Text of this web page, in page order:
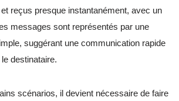
reçus presque instantanément, avec un
messages sont représentés par une
suggérant une communication rapide
destinataire.
scénarios, il devient nécessaire de faire